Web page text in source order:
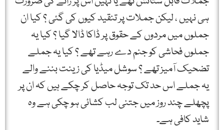
ہی نہیں ، لیکن جملات پر تنقید کیوں کی گئی ؟ کیا ان
جملوں میں مردوں کے حقوق پر ڈاکا ڈالا گیا ؟ کیا یہ
جملوں فحاشی کو جنم دے رہے تھے ؟ کیا یہ جملے
تضحیک آمیز تھے ؟ سوشل میڈیا کی زینت بننے والے
یہ جملے اس حد تک توجہ حاصل کر چکے ہیں کہ ان پر
پچھلے چند روز میں جتنی لب کشائی ہو چکی ہے وہ
شاید کافی ہے۔